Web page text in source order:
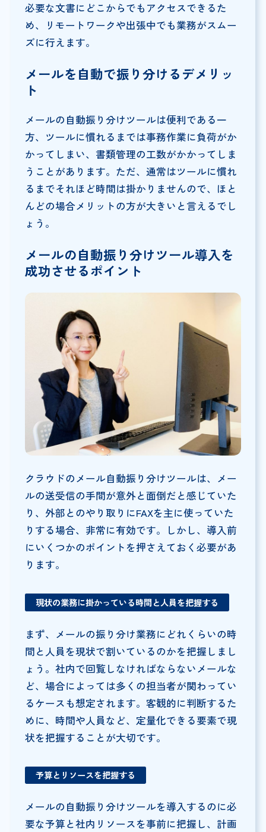
必要な文書にどこからでもアクセスできるた
め、リモートワークや出張中でも業務がスムー
ズに行えます。
メールを自動で振り分けるデメリッ
ト
メールの自動振り分けツールは便利である一
方、ツールに慣れるまでは事務作業に負荷がか
かってしまい、書類管理の工数がかかってしま
うことがあります。ただ、通常はツールに慣れ
るまでそれほど時間は掛かりませんので、ほと
んどの場合メリットの方が大きいと言えるでし
ょう。
メールの自動振り分けツール導入を
成功させるポイント
クラウドのメール自動振り分けツールは、メー
ルの送受信の手間が意外と面倒だと感じていた
り、外部とのやり取りにFAXを主に使っていた
りする場合、非常に有効です。しかし、導入前
にいくつかのポイントを押さえておく必要があ
ります。
現状の業務に掛かっている時間と人員を把握する
まず、メールの振り分け業務にどれくらいの時
間と人員を現状で割いているのかを把握しまし
ょう。社内で回覧しなければならないメールな
ど、場合によっては多くの担当者が関わってい
るケースも想定されます。客観的に判断するた
めに、時間や人員など、定量化できる要素で現
状を把握することが大切です。
予算とリソースを把握する
メールの自動振り分けツールを導入するのに必
要な予算と社内リソースを事前に把握し、計画